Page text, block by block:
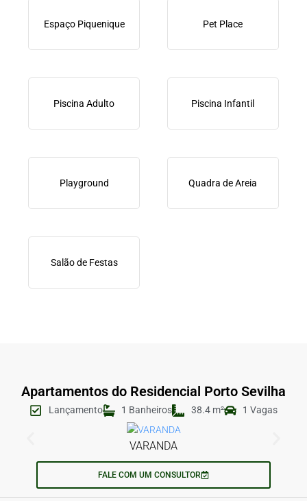
Espaço Piquenique Pet Place
Piscina Adulto Piscina Infantil
Playground Quadra de Areia
Salão de Festas
Apartamentos do Residencial Porto Sevilha
Lançamento 1 Banheiros 38.4 m² 1 Vagas
VARANDA
FALE COM UM CONSULTOR